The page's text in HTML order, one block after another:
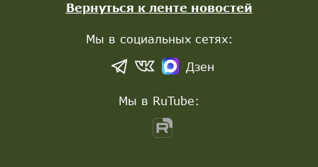
Вернуться к ленте новостей
Мы в социальных сетях:
Дзен
Мы в RuTube: